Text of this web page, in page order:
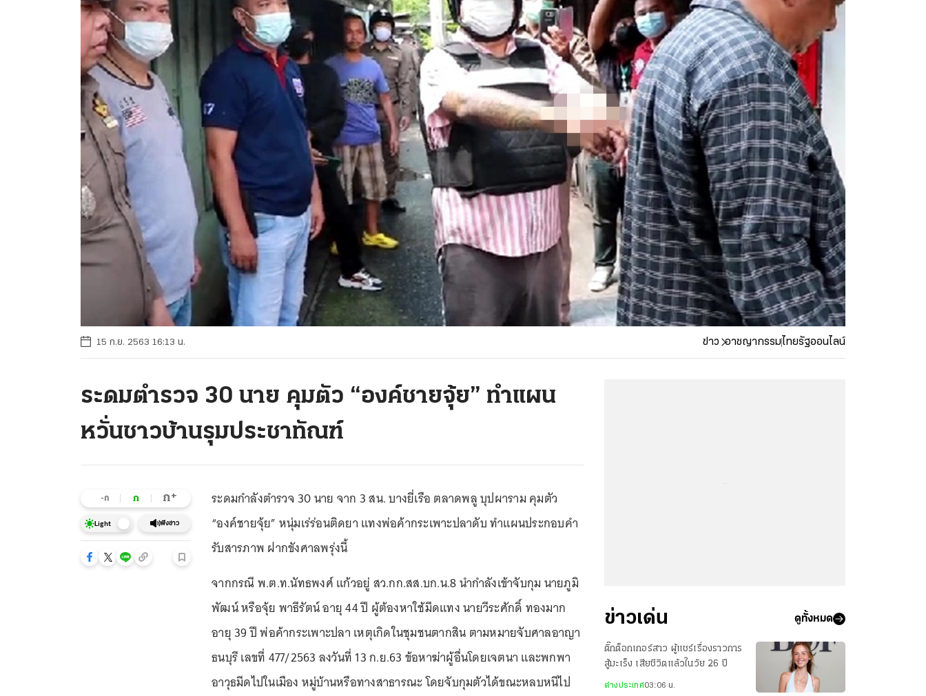
15 ก.ย. 2563 16:13 น. ข่าว อาชญากรรมไทยรัฐออนไลน์
ระดมตำรวจ 30 นาย คุมตัว “องค์ชายจุ้ย” ทำแผน
หวั่นชาวบ้านรุมประชาทัณฑ์
-ก ก ก+
Light ฟังข่าว
ระดมกำลังตำรวจ 30 นาย จาก 3 สน. บางยี่เรือ ตลาดพลู บุปผาราม คุมตัว
“องค์ชายจุ้ย” หนุ่มเร่ร่อนติดยา แทงพ่อค้ากระเพาะปลาดับ ทำแผนประกอบคำ
รับสารภาพ ฝากขังศาลพรุ่งนี้
จากกรณี พ.ต.ท.นัทธพงศ์ แก้วอยู่ สว.กก.สส.บก.น.8 นำกำลังเข้าจับกุม นายภูมิ
พัฒน์ หรือจุ้ย พาธีรัตน์ อายุ 44 ปี ผู้ต้องหาใช้มีดแทง นายวีระศักดิ์ ทองมาก
อายุ 39 ปี พ่อค้ากระเพาะปลา เหตุเกิดในชุมชนตากสิน ตามหมายจับศาลอาญา
ธนบุรี เลขที่ 477/2563 ลงวันที่ 13 ก.ย.63 ข้อหาฆ่าผู้อื่นโดยเจตนา และพกพา
อาวุธมีดไปในเมือง หมู่บ้านหรือทางสาธารณะ โดยจับกุมตัวได้ขณะหลบหนีไป
ข่าวเด่น ดูทั้งหมด
ติ๊กต็อกเกอร์สาว ผู้แชร์เรื่องราวการ
สู้มะเร็ง เสียชีวิตแล้วในวัย 26 ปี
ต่างประเทศ03:06 น.